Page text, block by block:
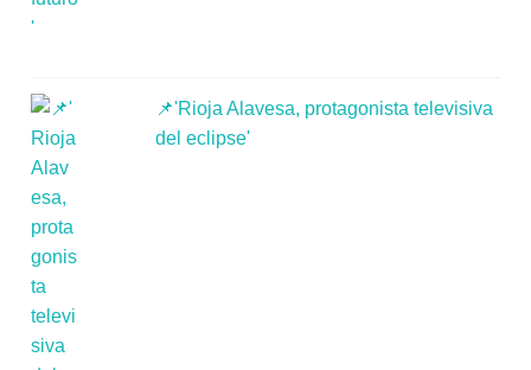
📌'Rioja Alavesa, protagonista televisiva
del eclipse'